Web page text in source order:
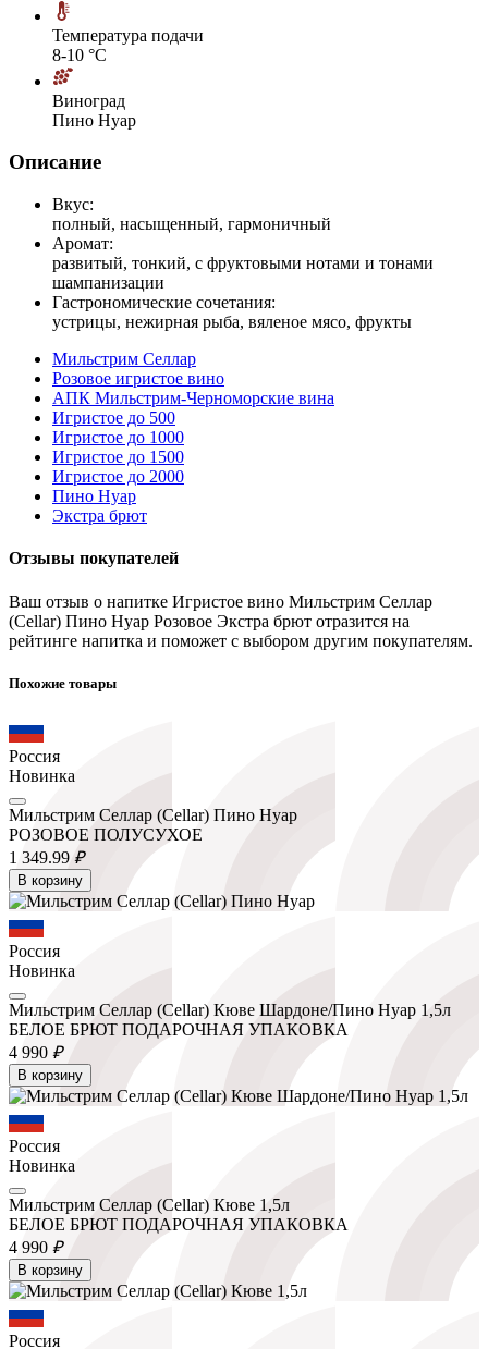
Температура подачи
8-10 °С
Виноград
Пино Нуар
Описание
Вкус:
полный, насыщенный, гармоничный
Аромат:
развитый, тонкий, с фруктовыми нотами и тонами
шампанизации
Гастрономические сочетания:
устрицы, нежирная рыба, вяленое мясо, фрукты
Мильстрим Селлар
Розовое игристое вино
АПК Мильстрим-Черноморские вина
Игристое до 500
Игристое до 1000
Игристое до 1500
Игристое до 2000
Пино Нуар
Экстра брют
Отзывы покупателей
Ваш отзыв о напитке Игристое вино Мильстрим Селлар
(Cellar) Пино Нуар Розовое Экстра брют отразится на
рейтинге напитка и поможет с выбором другим покупателям.
Похожие товары
Россия
Новинка
Мильстрим Селлар (Cellar) Пино Нуар
РОЗОВОЕ ПОЛУСУХОЕ
1 349.99 ₽
В корзину
Россия
Новинка
Мильстрим Селлар (Cellar) Кюве Шардоне/Пино Нуар 1,5л
БЕЛОЕ БРЮТ ПОДАРОЧНАЯ УПАКОВКА
4 990 ₽
В корзину
Россия
Новинка
Мильстрим Селлар (Cellar) Кюве 1,5л
БЕЛОЕ БРЮТ ПОДАРОЧНАЯ УПАКОВКА
4 990 ₽
В корзину
Россия